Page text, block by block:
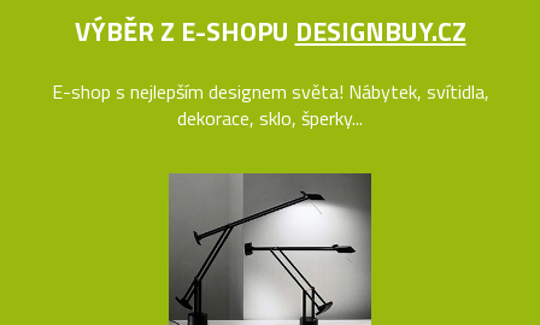
VÝBĚR Z E-SHOPU DESIGNBUY.CZ
E-shop s nejlepším designem světa! Nábytek, svítidla,
dekorace, sklo, šperky...